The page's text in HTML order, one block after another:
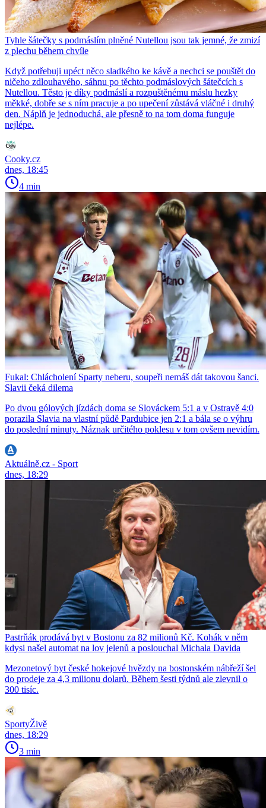
Tyhle šátečky s podmáslím plněné Nutellou jsou tak jemné, že zmizí
z plechu během chvíle
Když potřebuji upéct něco sladkého ke kávě a nechci se pouštět do
ničeho zdlouhavého, sáhnu po těchto podmáslových šátečcích s
Nutellou. Těsto je díky podmáslí a rozpuštěnému máslu hezky
měkké, dobře se s ním pracuje a po upečení zůstává vláčné i druhý
den. Náplň je jednoduchá, ale přesně to na tom doma funguje
nejlépe.
Cooky.cz
dnes, 18:45
4 min
Fukal: Chlácholení Sparty neberu, soupeři nemáš dát takovou šanci.
Slavii čeká dilema
Po dvou gólových jízdách doma se Slováckem 5:1 a v Ostravě 4:0
porazila Slavia na vlastní půdě Pardubice jen 2:1 a bála se o výhru
do poslední minuty. Náznak určitého poklesu v tom ovšem nevidím.
Aktuálně.cz - Sport
dnes, 18:29
Pastrňák prodává byt v Bostonu za 82 milionů Kč. Kohák v něm
kdysi našel automat na lov jelenů a poslouchal Michala Davida
Mezonetový byt české hokejové hvězdy na bostonském nábřeží šel
do prodeje za 4,3 milionu dolarů. Během šesti týdnů ale zlevnil o
300 tisíc.
SportyŽivě
dnes, 18:29
3 min